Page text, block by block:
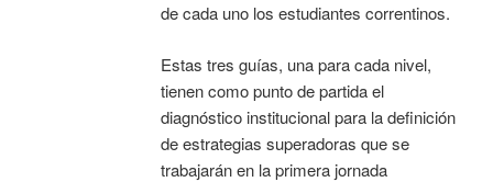
de cada uno los estudiantes correntinos.
Estas tres guías, una para cada nivel,
tienen como punto de partida el
diagnóstico institucional para la definición
de estrategias superadoras que se
trabajarán en la primera jornada